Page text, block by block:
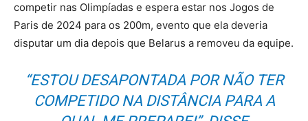
competir nas Olimpíadas e espera estar nos Jogos de
Paris de 2024 para os 200m, evento que ela deveria
disputar um dia depois que Belarus a removeu da equipe.
“ESTOU DESAPONTADA POR NÃO TER
COMPETIDO NA DISTÂNCIA PARA A